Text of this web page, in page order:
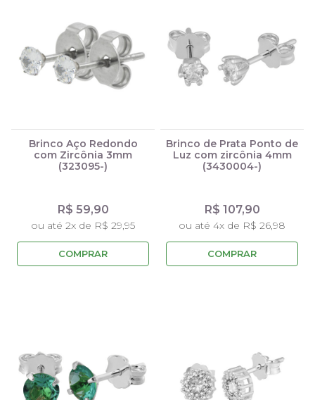
Brinco Aço Redondo
com Zircônia 3mm
(323095-)
R$ 59,90
ou até 2x de R$ 29,95
COMPRAR
Brinco de Prata Ponto de
Luz com zircônia 4mm
(3430004-)
R$ 107,90
ou até 4x de R$ 26,98
COMPRAR